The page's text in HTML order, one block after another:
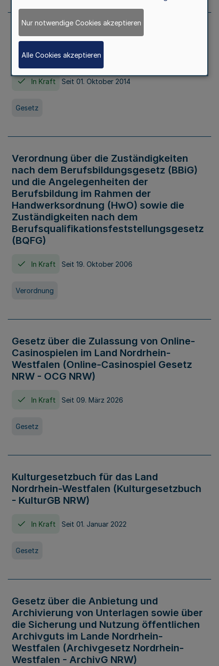
Gesetz über die Hochschulen des Landes
Nordrhein-Westfalen (Hochschulgesetz -
HG)
In Kraft Seit 01. Oktober 2014
Gesetz
Verordnung über die Zuständigkeiten
nach dem Berufsbildungsgesetz (BBiG)
und die Angelegenheiten der
Berufsbildung im Rahmen der
Handwerksordnung (HwO) sowie die
Zuständigkeiten nach dem
Berufsqualifikationsfeststellungsgesetz
(BQFG)
In Kraft Seit 19. Oktober 2006
Verordnung
Gesetz über die Zulassung von Online-
Casinospielen im Land Nordrhein-
Westfalen (Online-Casinospiel Gesetz
NRW - OCG NRW)
In Kraft Seit 09. März 2026
Gesetz
Kulturgesetzbuch für das Land
Nordrhein-Westfalen (Kulturgesetzbuch
- KulturGB NRW)
In Kraft Seit 01. Januar 2022
Gesetz
Gesetz über die Anbietung und
Archivierung von Unterlagen sowie über
die Sicherung und Nutzung öffentlichen
Archivguts im Lande Nordrhein-
Westfalen (Archivgesetz Nordrhein-
Westfalen - ArchivG NRW)
Nur notwendige Cookies akzeptieren
Alle Cookies akzeptieren